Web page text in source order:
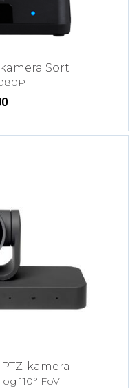
kamera Sort
kamera
110° FoV